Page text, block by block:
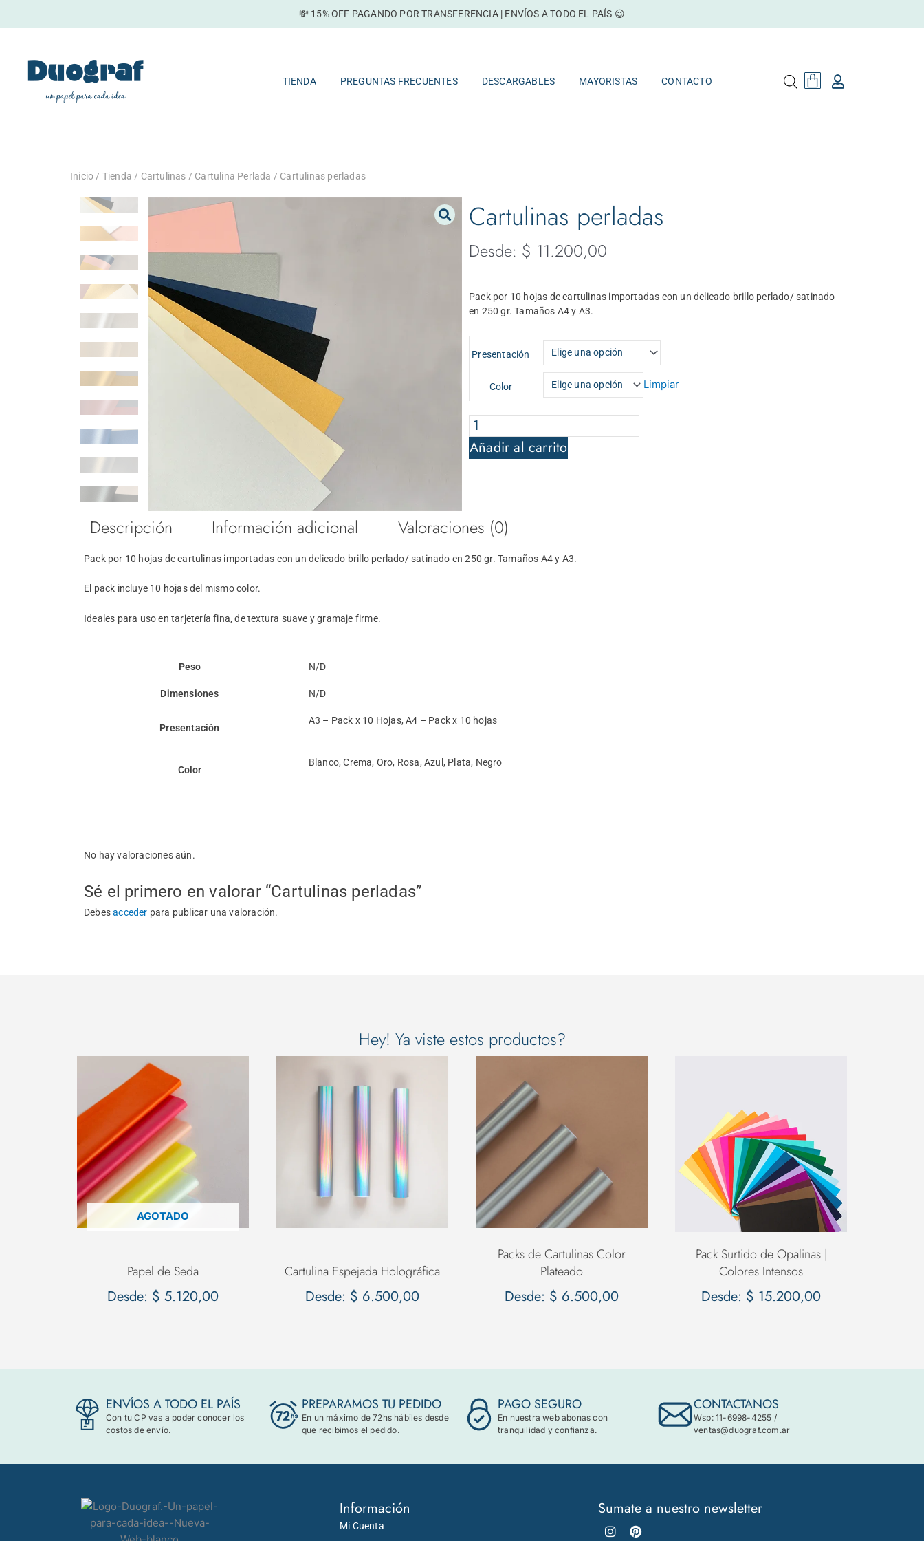
💸 15% OFF PAGANDO POR TRANSFERENCIA | ENVÍOS A TODO EL PAÍS 😉
TIENDA PREGUNTAS FRECUENTES DESCARGABLES MAYORISTAS CONTACTO Cart
Inicio / Tienda / Cartulinas / Cartulina Perlada / Cartulinas perladas
Cartulinas perladas
Desde: $ 11.200,00
Pack por 10 hojas de cartulinas importadas con un delicado brillo perlado/ satinado
en 250 gr. Tamaños A4 y A3.
Presentación
Color Limpiar
perladas
Añadir al carrito
Descripción Información adicional Valoraciones (0)
Pack por 10 hojas de cartulinas importadas con un delicado brillo perlado/ satinado en 250 gr. Tamaños A4 y A3.
El pack incluye 10 hojas del mismo color.
Ideales para uso en tarjetería fina, de textura suave y gramaje firme.
Peso N/D
Dimensiones N/D
Presentación
A3 – Pack x 10 Hojas, A4 – Pack x 10 hojas
Color
Blanco, Crema, Oro, Rosa, Azul, Plata, Negro
No hay valoraciones aún.
Sé el primero en valorar “Cartulinas perladas”
Debesacceder para publicar una valoración.
Hey! Ya viste estos productos?
AGOTADO
Papel de Seda
Desde: $ 5.120,00
Cartulina Espejada Holográfica
Desde: $ 6.500,00
Packs de Cartulinas Color
Plateado
Desde: $ 6.500,00
Pack Surtido de Opalinas |
Colores Intensos
Desde: $ 15.200,00
ENVÍOS A TODO EL PAÍS
Con tu CP vas a poder conocer los
costos de envío.
PREPARAMOS TU PEDIDO
En un máximo de 72hs hábiles desde
que recibimos el pedido.
PAGO SEGURO
En nuestra web abonas con
tranquilidad y confianza.
CONTACTANOS
Wsp: 11-6998-4255 /
ventas@duograf.com.ar
Información
Mi Cuenta
Sumate a nuestro newsletter
Instagram
Pinterest